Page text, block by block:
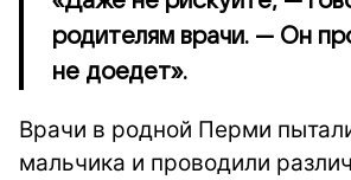
родителям врачи. — Он
не доедет».
Врачи в родной Перми
мальчика и проводили